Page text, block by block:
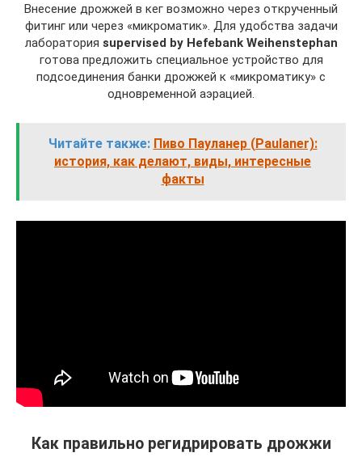
Внесение дрожжей в кег возможно через открученный
фитинг или через «микроматик». Для удобства задачи
лаборатория supervised by Hefebank Weihenstephan
готова предложить специальное устройство для
подсоединения банки дрожжей к «микроматику» с
одновременной аэрацией.
Читайте также: Пиво Пауланер (Paulaner):
история, как делают, виды, интересные
факты
Как правильно регидрировать дрожжи